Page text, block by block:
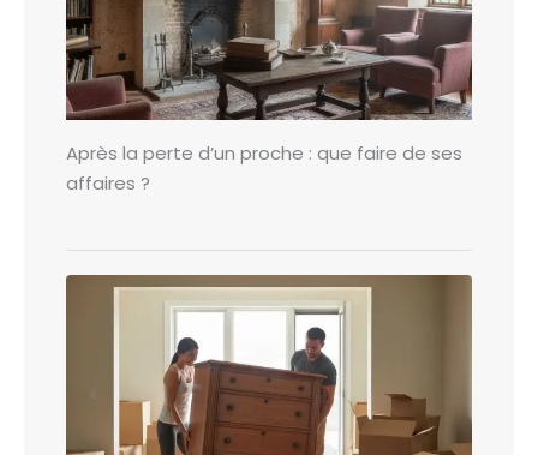
Après la perte d’un proche : que faire de ses
affaires ?